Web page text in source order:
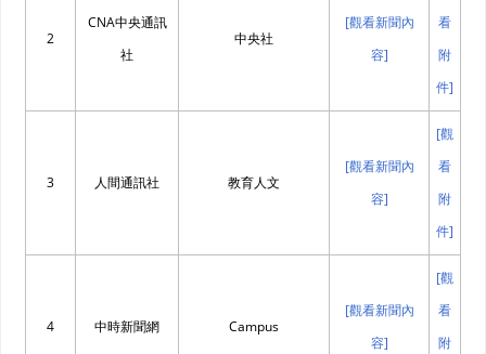
2
CNA中央通訊
社
中央社
[觀看新聞內
容]
看
附
件]
3 人間通訊社 教育人文
[觀看新聞內
容]
[觀
看
附
件]
4 中時新聞網 Campus
[觀看新聞內
容]
[觀
看
附